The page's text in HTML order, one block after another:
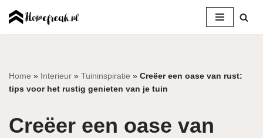
inhoud
Home » Interieur » Tuininspiratie » Creëer een oase van rust:
tips voor het rustig genieten van je tuin
Creëer een oase van